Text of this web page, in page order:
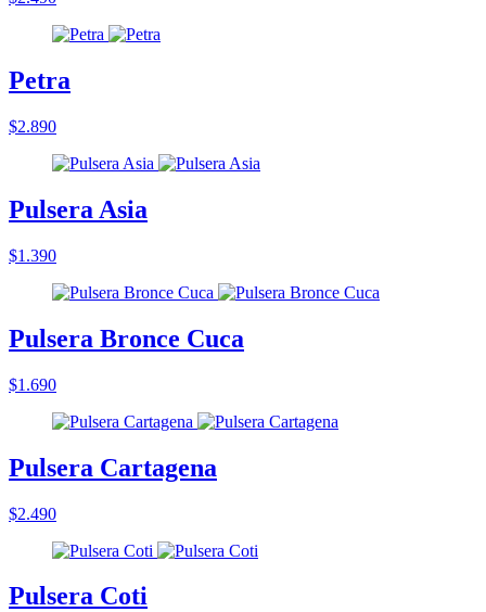
Petra
$2.890
Pulsera Asia
$1.390
Pulsera Bronce Cuca
$1.690
Pulsera Cartagena
$2.490
Pulsera Coti